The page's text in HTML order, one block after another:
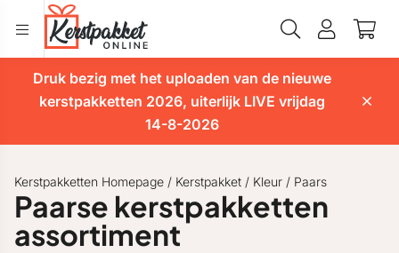
Druk bezig met het uploaden van de nieuwe
kerstpakketten 2026, uiterlijk LIVE vrijdag
14-8-2026
Kerstpakketten Homepage / Kerstpakket / Kleur / Paars
Paarse kerstpakketten
assortiment